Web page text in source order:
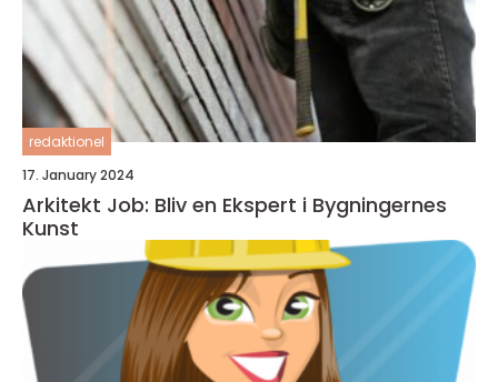
redaktionel
17. January 2024
Arkitekt Job: Bliv en Ekspert i Bygningernes
Kunst